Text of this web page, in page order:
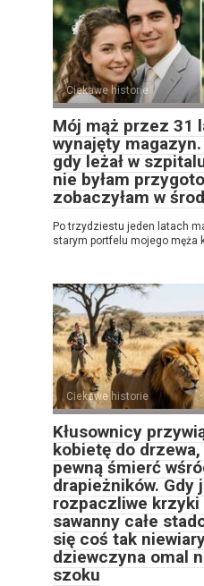
Ciekawe historie
Mój mąż przez 31
wynajęty
gdy leżał w
nie byłam
zobaczyłam w
Po trzydziestu jeden latach
starym portfelu mojego męża
Ciekawe historie
Kłusownicy
kobietę do
pewną śmierć
drapieżników. Gdy
rozpaczliwe krzyki
sawanny całe
się coś tak
dziewczyna omal
szoku